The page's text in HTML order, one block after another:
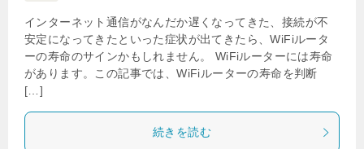
インターネット通信がなんだか遅くなってきた、接続が不
安定になってきたといった症状が出てきたら、WiFiルータ
ーの寿命のサインかもしれません。 WiFiルーターには寿命
があります。この記事では、WiFiルーターの寿命を判断
[…]
続きを読む